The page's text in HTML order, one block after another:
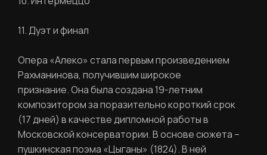
11. Дуэт и финал
Опера «Алеко» стала первым произведением
Рахманинова, получившим широкое
признание. Она была создана 19-летним
композитором за поразительно короткий срок
(17 дней) в качестве дипломной работы в
Московской консерватории. В основе сюжета –
пушкинская поэма «Цыганы» (1824). В ней